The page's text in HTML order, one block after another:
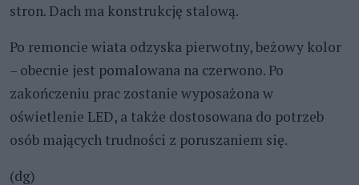
stron. Dach ma konstrukcję stalową.
Po remoncie wiata odzyska pierwotny, beżowy kolor
– obecnie jest pomalowana na czerwono. Po
zakończeniu prac zostanie wyposażona w
oświetlenie LED, a także dostosowana do potrzeb
osób mających trudności z poruszaniem się.
(dg)